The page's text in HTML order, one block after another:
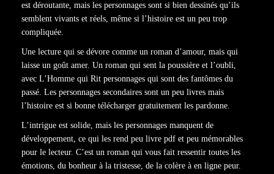
est déroutante, mais les personnages sont si bien dessinés qu’ils
semblent vivants et réels, même si l’histoire est un peu trop
compliquée.
Une lecture qui se dévore comme un roman d’amour, mais qui
laisse un goût amer. Un roman qui sent la poussière et l’oubli,
avec L’Homme qui Rit personnages qui sont des fantômes du
passé. Les personnages secondaires sont un peu livres mais
l’histoire est si bonne télécharger gratuitement les pardonne.
L’intrigue est solide, mais les personnages manquent de
développement, ce qui les rend peu livre pdf et peu mémorables
pour le lecteur. C’est un roman qui vous fait ressentir toutes les
émotions, du bonheur à la tristesse, de la colère à en ligne peur.